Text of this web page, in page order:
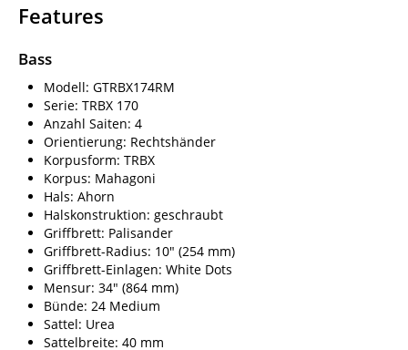
Features
Bass
Modell: GTRBX174RM
Serie: TRBX 170
Anzahl Saiten: 4
Orientierung: Rechtshänder
Korpusform: TRBX
Korpus: Mahagoni
Hals: Ahorn
Halskonstruktion: geschraubt
Griffbrett: Palisander
Griffbrett-Radius: 10" (254 mm)
Griffbrett-Einlagen: White Dots
Mensur: 34" (864 mm)
Bünde: 24 Medium
Sattel: Urea
Sattelbreite: 40 mm